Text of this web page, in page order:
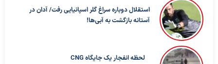
استقلال دوباره سراغ گلر اسپانیایی رفت/ آدان در
آستانه بازگشت به آبی‌ها!
لحظه انفجار یک جایگاه CNG